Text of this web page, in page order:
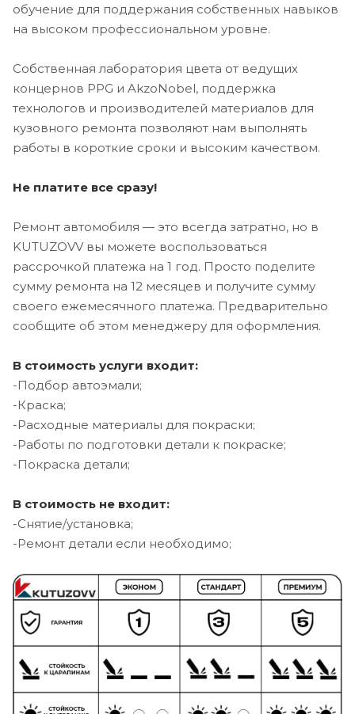
обучение для поддержания собственных навыков
на высоком профессиональном уровне.
Собственная лаборатория цвета от ведущих
концернов PPG и AkzoNobel, поддержка
технологов и производителей материалов для
кузовного ремонта позволяют нам выполнять
работы в короткие сроки и высоким качеством.
Не платите все сразу!
Ремонт автомобиля — это всегда затратно, но в
KUTUZOVV вы можете воспользоваться
рассрочкой платежа на 1 год. Просто поделите
сумму ремонта на 12 месяцев и получите сумму
своего ежемесячного платежа. Предварительно
сообщите об этом менеджеру для оформления.
В стоимость услуги входит:
-Подбор автоэмали;
-Краска;
-Расходные материалы для покраски;
-Работы по подготовки детали к покраске;
-Покраска детали;
В стоимость не входит:
-Снятие/установка;
-Ремонт детали если необходимо;